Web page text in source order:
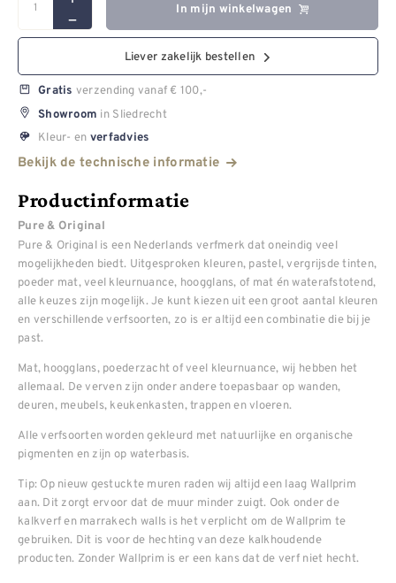
In mijn winkelwagen
Liever zakelijk bestellen
Gratis verzending vanaf € 100,-
Showroom in Sliedrecht
Kleur- en verfadvies
Bekijk de technische informatie
Productinformatie
Pure & Original
Pure & Original is een Nederlands verfmerk dat oneindig veel
mogelijkheden biedt. Uitgesproken kleuren, pastel, vergrijsde tinten,
poeder mat, veel kleurnuance, hoogglans, of mat én waterafstotend,
alle keuzes zijn mogelijk. Je kunt kiezen uit een groot aantal kleuren
en verschillende verfsoorten, zo is er altijd een combinatie die bij je
past.
Mat, hoogglans, poederzacht of veel kleurnuance, wij hebben het
allemaal. De verven zijn onder andere toepasbaar op wanden,
deuren, meubels, keukenkasten, trappen en vloeren.
Alle verfsoorten worden gekleurd met natuurlijke en organische
pigmenten en zijn op waterbasis.
Tip: Op nieuw gestuckte muren raden wij altijd een laag Wallprim
aan. Dit zorgt ervoor dat de muur minder zuigt. Ook onder de
kalkverf en marrakech walls is het verplicht om de Wallprim te
gebruiken. Dit is voor de hechting van deze kalkhoudende
producten. Zonder Wallprim is er een kans dat de verf niet hecht.